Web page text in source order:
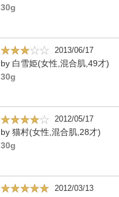
30g
2013/06/17
by 白雪姫(女性,混合肌,49才)
30g
2012/05/17
by 猫村(女性,混合肌,28才)
30g
2012/03/13